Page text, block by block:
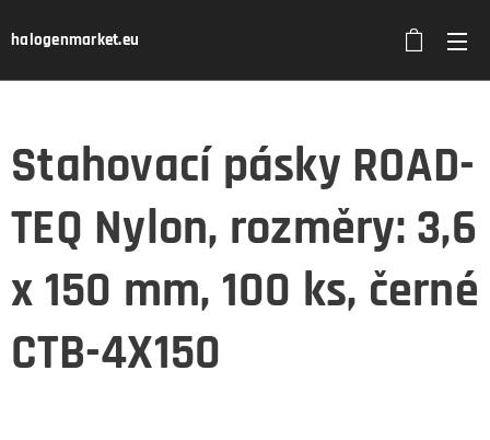
halogenmarket.eu
Stahovací pásky ROAD-
TEQ Nylon, rozměry: 3,6
x 150 mm, 100 ks, černé
CTB-4X150